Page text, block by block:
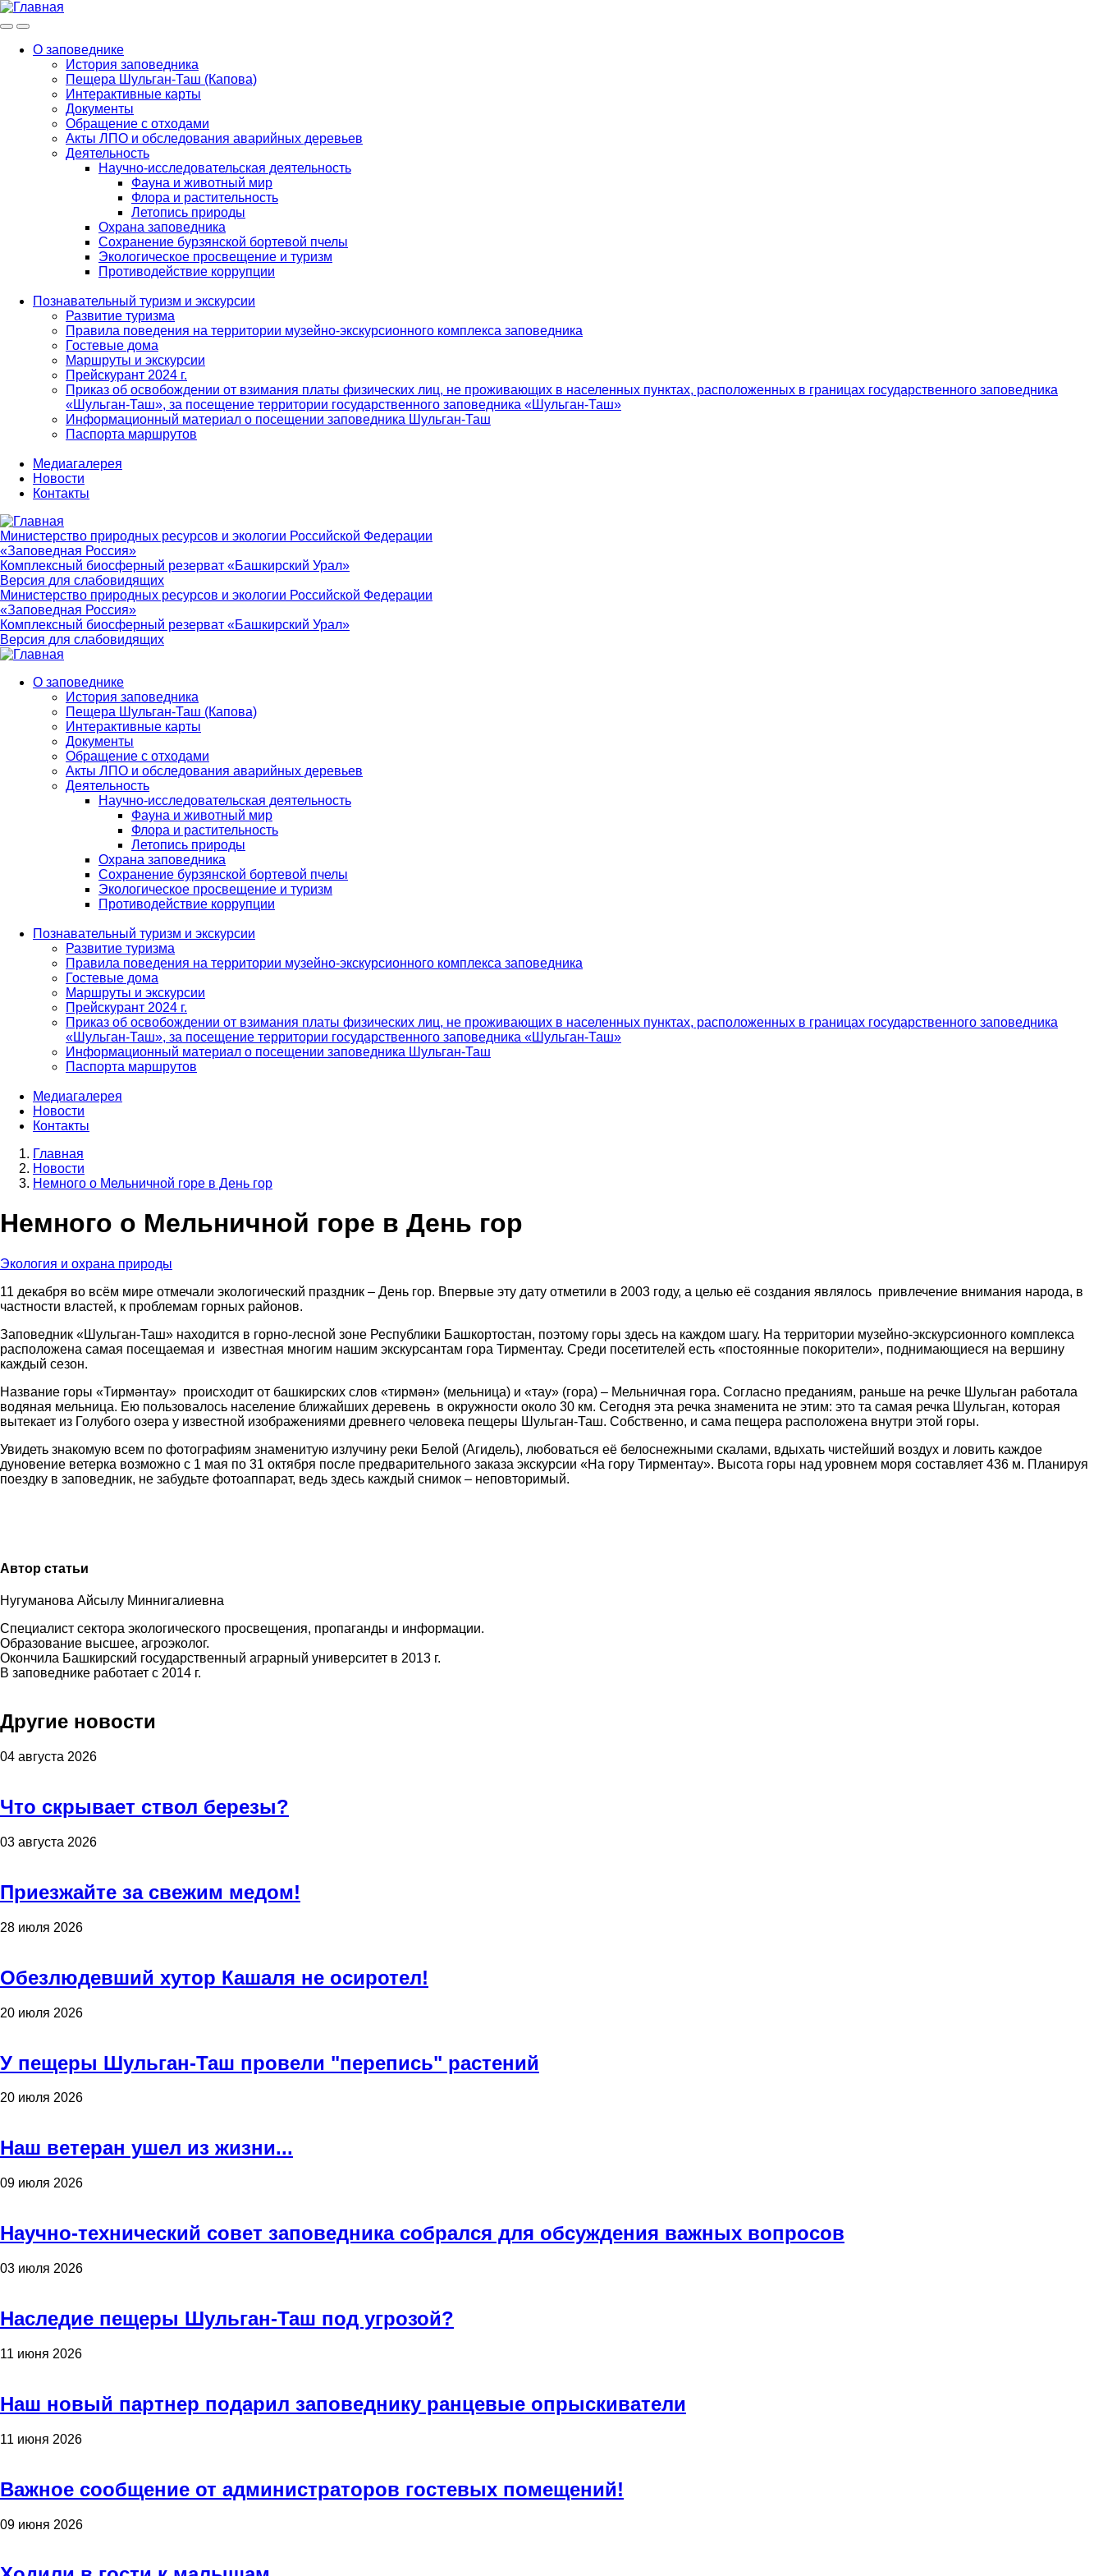
МенюИнфо
navigation
О заповеднике
История заповедника
Пещера Шульган-Таш (Капова)
Интерактивные карты
Документы
Обращение с отходами
Акты ЛПО и обследования аварийных деревьев
Деятельность
Научно-исследовательская деятельность
Фауна и животный мир
Флора и растительность
Летопись природы
Охрана заповедника
Сохранение бурзянской бортевой пчелы
Экологическое просвещение и туризм
Противодействие коррупции
Познавательный туризм и экскурсии
Развитие туризма
Правила поведения на территории музейно-экскурсионного комплекса заповедника
Гостевые дома
Маршруты и экскурсии
Прейскурант 2024 г.
Приказ об освобождении от взимания платы физических лиц, не проживающих в населенных пунктах, расположенных в границах государственного заповедника
«Шульган-Таш», за посещение территории государственного заповедника «Шульган-Таш»
Информационный материал о посещении заповедника Шульган-Таш
Паспорта маршрутов
Медиагалерея
Новости
Контакты
Министерство природных ресурсов и экологии Российской Федерации
«Заповедная Россия»
Комплексный биосферный резерват «Башкирский Урал»
Версия для слабовидящих
Министерство природных ресурсов и экологии Российской Федерации
«Заповедная Россия»
Комплексный биосферный резерват «Башкирский Урал»
Версия для слабовидящих
navigation
О заповеднике
История заповедника
Пещера Шульган-Таш (Капова)
Интерактивные карты
Документы
Обращение с отходами
Акты ЛПО и обследования аварийных деревьев
Деятельность
Научно-исследовательская деятельность
Фауна и животный мир
Флора и растительность
Летопись природы
Охрана заповедника
Сохранение бурзянской бортевой пчелы
Экологическое просвещение и туризм
Противодействие коррупции
Познавательный туризм и экскурсии
Развитие туризма
Правила поведения на территории музейно-экскурсионного комплекса заповедника
Гостевые дома
Маршруты и экскурсии
Прейскурант 2024 г.
Приказ об освобождении от взимания платы физических лиц, не проживающих в населенных пунктах, расположенных в границах государственного заповедника
«Шульган-Таш», за посещение территории государственного заповедника «Шульган-Таш»
Информационный материал о посещении заповедника Шульган-Таш
Паспорта маршрутов
Медиагалерея
Новости
Контакты
Строка
навигации
Главная
Новости
Немного о Мельничной горе в День гор
Немного о Мельничной горе в День гор
Экология и охрана природы
11 декабря во всём мире отмечали экологический праздник – День гор. Впервые эту дату отметили в 2003 году, а целью её создания являлось привлечение внимания народа, в
частности властей, к проблемам горных районов.
Заповедник «Шульган-Таш» находится в горно-лесной зоне Республики Башкортостан, поэтому горы здесь на каждом шагу. На территории музейно-экскурсионного комплекса
расположена самая посещаемая и известная многим нашим экскурсантам гора Тирментау. Среди посетителей есть «постоянные покорители», поднимающиеся на вершину
каждый сезон.
Название горы «Тирмәнтау» происходит от башкирских слов «тирмән» (мельница) и «тау» (гора) – Мельничная гора. Согласно преданиям, раньше на речке Шульган работала
водяная мельница. Ею пользовалось население ближайших деревень в окружности около 30 км. Сегодня эта речка знаменита не этим: это та самая речка Шульган, которая
вытекает из Голубого озера у известной изображениями древнего человека пещеры Шульган-Таш. Собственно, и сама пещера расположена внутри этой горы.
Увидеть знакомую всем по фотографиям знаменитую излучину реки Белой (Агидель), любоваться её белоснежными скалами, вдыхать чистейший воздух и ловить каждое
дуновение ветерка возможно с 1 мая по 31 октября после предварительного заказа экскурсии «На гору Тирментау». Высота горы над уровнем моря составляет 436 м. Планируя
поездку в заповедник, не забудьте фотоаппарат, ведь здесь каждый снимок – неповторимый.
Автор статьи
Нугуманова Айсылу Миннигалиевна
Специалист сектора экологического просвещения, пропаганды и информации.
Образование высшее, агроэколог.
Окончила Башкирский государственный аграрный университет в 2013 г.
В заповеднике работает с 2014 г.
Другие новости
04 августа 2026
Что скрывает ствол березы?
03 августа 2026
Приезжайте за свежим медом!
28 июля 2026
Обезлюдевший хутор Кашаля не осиротел!
20 июля 2026
У пещеры Шульган-Таш провели "перепись" растений
20 июля 2026
Наш ветеран ушел из жизни...
09 июля 2026
Научно-технический совет заповедника собрался для обсуждения важных вопросов
03 июля 2026
Наследие пещеры Шульган-Таш под угрозой?
11 июня 2026
Наш новый партнер подарил заповеднику ранцевые опрыскиватели
11 июня 2026
Важное сообщение от администраторов гостевых помещений!
09 июня 2026